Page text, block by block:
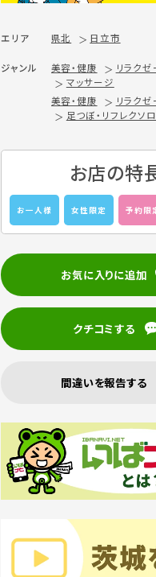
エリア 県北 日立市
ジャンル 美容・健康
リラクゼ
マッサージ
美容・健康
リラクゼ
足つぼ・リフレクソ
お店の特
お一人様 女性限定 予約限
お気に入りに追加
クチコミする
間違いを報告する